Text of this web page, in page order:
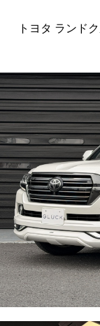
トヨタ ランド